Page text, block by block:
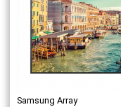
Samsung Array